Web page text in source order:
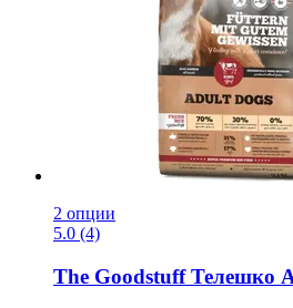
2 опции
5.0 (4)
The GoodstuffТелешко